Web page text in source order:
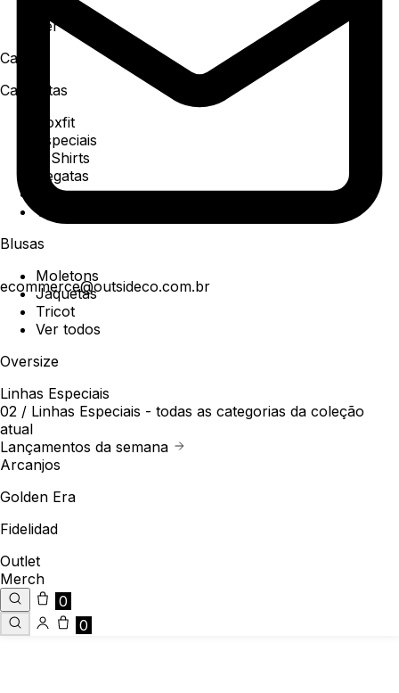
ecommerce@outsideco.com.br
Ver todos
Camisa
Camisetas
Boxfit
Especiais
T-Shirts
Regatas
Polo
Ver todos
Blusas
Moletons
Jaquetas
Tricot
Ver todos
Oversize
Linhas Especiais
02 / Linhas Especiais - todas as categorias da coleção
atual
Lançamentos da semana
Arcanjos
Golden Era
Fidelidad
Outlet
Merch
0
0